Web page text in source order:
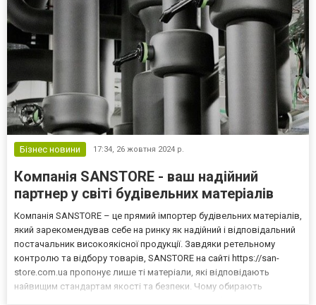
Бізнес новини 17:34, 26 жовтня 2024 р.
Компанія SANSTORE - ваш надійний
партнер у світі будівельних матеріалів
Компанія SANSTORE – це прямий імпортер будівельних матеріалів,
який зарекомендував себе на ринку як надійний і відповідальний
постачальник високоякісної продукції. Завдяки ретельному
контролю та відбору товарів, SANSTORE на сайті https://san-
store.com.ua пропонує лише ті матеріали, які відповідають
найвищим стандартам якості та безпеки. Чому обирають